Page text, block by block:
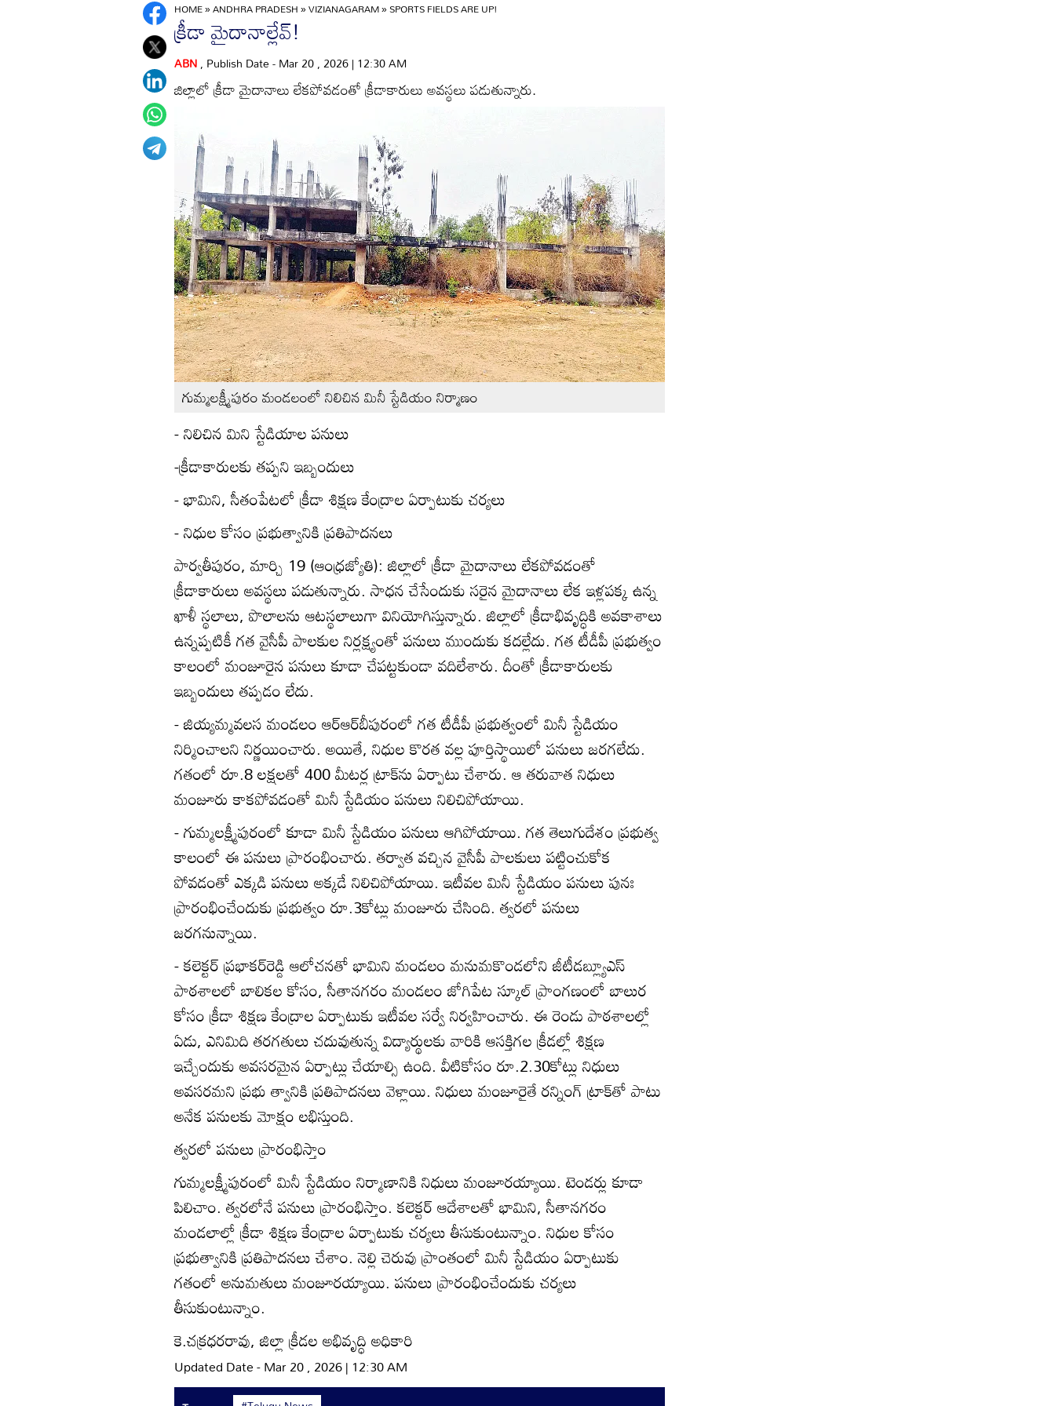
HOME»ANDHRA PRADESH»VIZIANAGARAM»SPORTS FIELDS ARE UP!
క్రీడా మైదానాల్లేవ్‌!
ABN, Publish Date - Mar 20 , 2026 | 12:30 AM
జిల్లాలో క్రీడా మైదానాలు లేకపోవడంతో క్రీడాకారులు అవస్థలు పడుతున్నారు.
గుమ్మలక్ష్మీపురం మండలంలో నిలిచిన మినీ స్టేడియం నిర్మాణం
- నిలిచిన మిని స్టేడియాల పనులు
-క్రీడాకారులకు తప్పని ఇబ్బందులు
- భామిని, సీతంపేటలో క్రీడా శిక్షణ కేంద్రాల ఏర్పాటుకు చర్యలు
- నిధుల కోసం ప్రభుత్వానికి ప్రతిపాదనలు
పార్వతీపురం, మార్చి 19 (ఆంధ్రజ్యోతి): జిల్లాలో క్రీడా మైదానాలు లేకపోవడంతో
క్రీడాకారులు అవస్థలు పడుతున్నారు. సాధన చేసేందుకు సరైన మైదానాలు లేక ఇళ్లపక్క ఉన్న
ఖాళీ స్థలాలు, పొలాలను ఆటస్థలాలుగా వినియోగిస్తున్నారు. జిల్లాలో క్రీడాభివృద్ధికి అవకాశాలు
ఉన్నప్పటికీ గత వైసీపీ పాలకుల నిర్లక్ష్యంతో పనులు ముందుకు కదల్లేదు. గత టీడీపీ ప్రభుత్వం
కాలంలో మంజూరైన పనులు కూడా చేపట్టకుండా వదిలేశారు. దీంతో క్రీడాకారులకు
ఇబ్బందులు తప్పడం లేదు.
- జియ్యమ్మవలస మండలం ఆర్‌ఆర్‌బీపురంలో గత టీడీపీ ప్రభుత్వంలో మినీ స్టేడియం
నిర్మించాలని నిర్ణయించారు. అయితే, నిధుల కొరత వల్ల పూర్తిస్థాయిలో పనులు జరగలేదు.
గతంలో రూ.8 లక్షలతో 400 మీటర్ల ట్రాక్‌ను ఏర్పాటు చేశారు. ఆ తరువాత నిధులు
మంజూరు కాకపోవడంతో మినీ స్టేడియం పనులు నిలిచిపోయాయి.
- గుమ్మలక్ష్మీపురంలో కూడా మినీ స్టేడియం పనులు ఆగిపోయాయి. గత తెలుగుదేశం ప్రభుత్వ
కాలంలో ఈ పనులు ప్రారంభించారు. తర్వాత వచ్చిన వైసీపీ పాలకులు పట్టించుకోక
పోవడంతో ఎక్కడి పనులు అక్కడే నిలిచిపోయాయి. ఇటీవల మినీ స్టేడియం పనులు పునః
ప్రారంభించేందుకు ప్రభుత్వం రూ.3కోట్లు మంజూరు చేసింది. త్వరలో పనులు
జరగనున్నాయి.
- కలెక్టర్‌ ప్రభాకర్‌రెడ్డి ఆలోచనతో భామిని మండలం మనుమకొండలోని జీటీడబ్ల్యూఎస్‌
పాఠశాలలో బాలికల కోసం, సీతానగరం మండలం జోగిపేట స్కూల్‌ ప్రాంగణంలో బాలుర
కోసం క్రీడా శిక్షణ కేంద్రాల ఏర్పాటుకు ఇటీవల సర్వే నిర్వహించారు. ఈ రెండు పాఠశాలల్లో
ఏడు, ఎనిమిది తరగతులు చదువుతున్న విద్యార్థులకు వారికి ఆసక్తిగల క్రీడల్లో శిక్షణ
ఇచ్చేందుకు అవసరమైన ఏర్పాట్లు చేయాల్సి ఉంది. వీటికోసం రూ.2.30కోట్లు నిధులు
అవసరమని ప్రభు త్వానికి ప్రతిపాదనలు వెళ్లాయి. నిధులు మంజూరైతే రన్నింగ్‌ ట్రాక్‌తో పాటు
అనేక పనులకు మోక్షం లభిస్తుంది.
త్వరలో పనులు ప్రారంభిస్తాం
గుమ్మలక్ష్మీపురంలో మినీ స్టేడియం నిర్మాణానికి నిధులు మంజూరయ్యాయి. టెండర్లు కూడా
పిలిచాం. త్వరలోనే పనులు ప్రారంభిస్తాం. కలెక్టర్‌ ఆదేశాలతో భామిని, సీతానగరం
మండలాల్లో క్రీడా శిక్షణ కేంద్రాల ఏర్పాటుకు చర్యలు తీసుకుంటున్నాం. నిధుల కోసం
ప్రభుత్వానికి ప్రతిపాదనలు చేశాం. నెల్లి చెరువు ప్రాంతంలో మినీ స్టేడియం ఏర్పాటుకు
గతంలో అనుమతులు మంజూరయ్యాయి. పనులు ప్రారంభించేందుకు చర్యలు
తీసుకుంటున్నాం.
కె.చక్రధరరావు, జిల్లా క్రీడల అభివృద్ధి అధికారి
Updated Date - Mar 20 , 2026 | 12:30 AM